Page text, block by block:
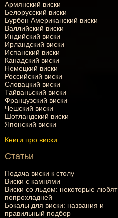
Армянский виски
Белорусский виски
Бурбон Американский виски
Валлийский виски
Индийский виски
Ирландский виски
Испанский виски
Канадский виски
Немецкий виски
Российский виски
Словацкий виски
Тайваньский виски
Французский виски
Чешский виски
Шотландский виски
Японский виски
Книги про виски
Статьи
Подача виски к столу
Виски с камнями
Виски со льдом: некоторые любят
попрохладней
Бокалы для виски: названия и
правильный подбор